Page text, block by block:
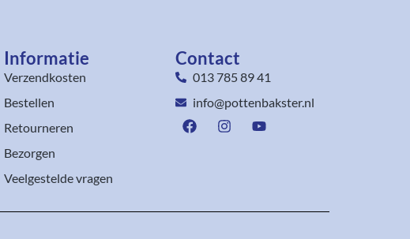
Informatie
Verzendkosten
Bestellen
Retourneren
Bezorgen
Veelgestelde vragen
Contact
013 785 89 41
info@pottenbakster.nl